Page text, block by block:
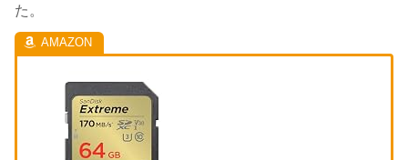
た。